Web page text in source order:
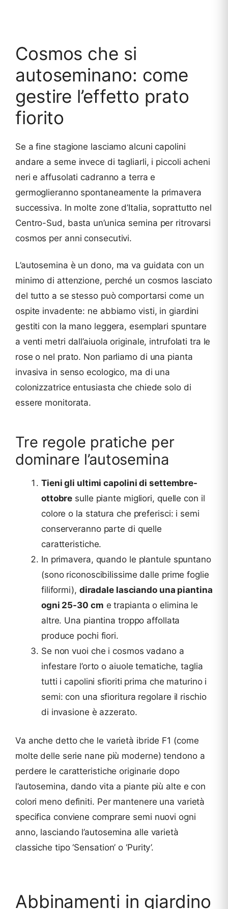
Cosmos che si
autoseminano: come
gestire l’effetto prato
fiorito
Se a fine stagione lasciamo alcuni capolini
andare a seme invece di tagliarli, i piccoli acheni
neri e affusolati cadranno a terra e
germoglieranno spontaneamente la primavera
successiva. In molte zone d’Italia, soprattutto nel
Centro-Sud, basta un’unica semina per ritrovarsi
cosmos per anni consecutivi.
L’autosemina è un dono, ma va guidata con un
minimo di attenzione, perché un cosmos lasciato
del tutto a se stesso può comportarsi come un
ospite invadente: ne abbiamo visti, in giardini
gestiti con la mano leggera, esemplari spuntare
a venti metri dall’aiuola originale, intrufolati tra le
rose o nel prato. Non parliamo di una pianta
invasiva in senso ecologico, ma di una
colonizzatrice entusiasta che chiede solo di
essere monitorata.
Tre regole pratiche per
dominare l’autosemina
Tieni gli ultimi capolini di settembre-
ottobre sulle piante migliori, quelle con il
colore o la statura che preferisci: i semi
conserveranno parte di quelle
caratteristiche.
In primavera, quando le plantule spuntano
(sono riconoscibilissime dalle prime foglie
filiformi), diradale lasciando una piantina
ogni 25-30 cm e trapianta o elimina le
altre. Una piantina troppo affollata
produce pochi fiori.
Se non vuoi che i cosmos vadano a
infestare l’orto o aiuole tematiche, taglia
tutti i capolini sfioriti prima che maturino i
semi: con una sfioritura regolare il rischio
di invasione è azzerato.
Va anche detto che le varietà ibride F1 (come
molte delle serie nane più moderne) tendono a
perdere le caratteristiche originarie dopo
l’autosemina, dando vita a piante più alte e con
colori meno definiti. Per mantenere una varietà
specifica conviene comprare semi nuovi ogni
anno, lasciando l’autosemina alle varietà
classiche tipo ‘Sensation’ o ‘Purity’.
Abbinamenti in giardino